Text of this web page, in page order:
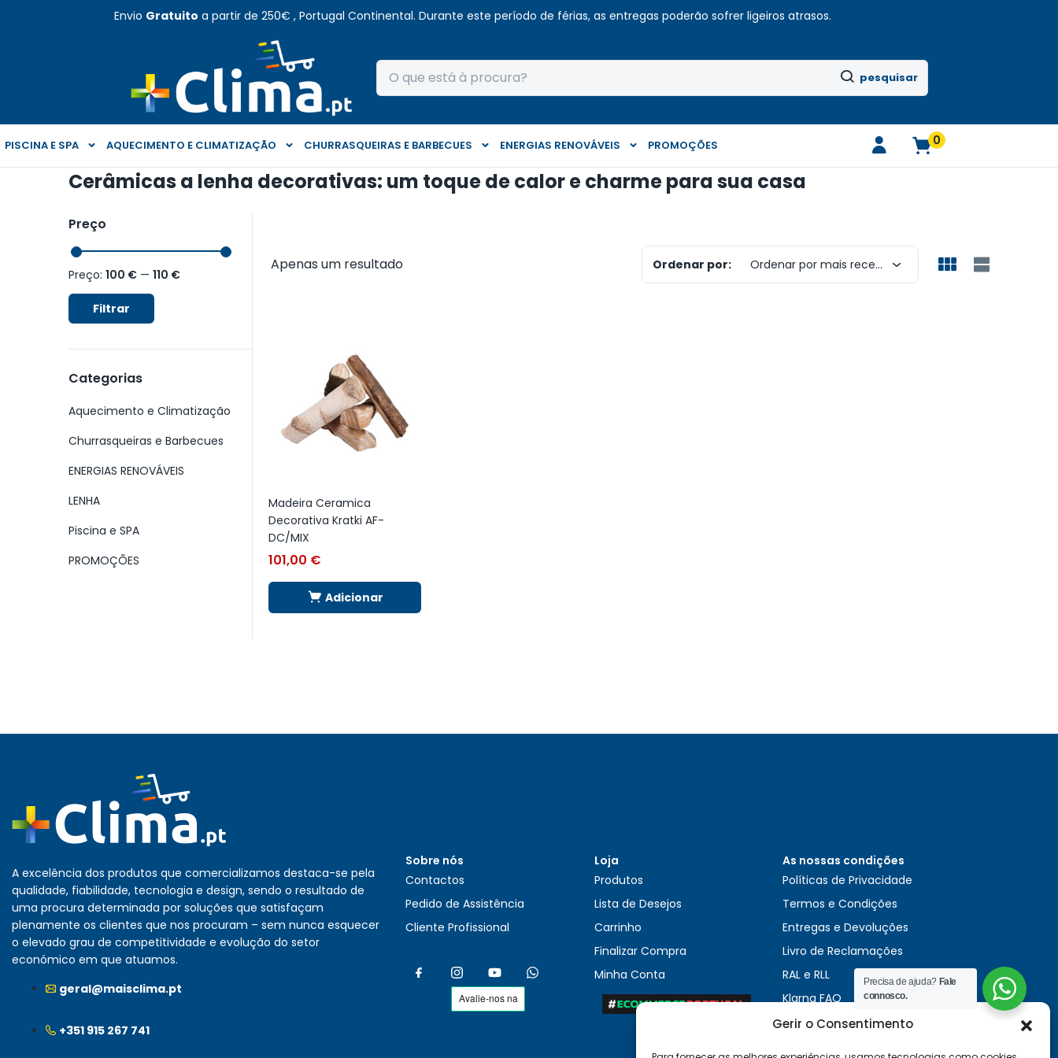
Gerir o Consentimento
Envio Gratuito a partir de 250€ , Portugal Continental. Durante este período de férias, as entregas poderão sofrer ligeiros atrasos.
pesquisar
PISCINA E SPA AQUECIMENTO E CLIMATIZAÇÃO CHURRASQUEIRAS E BARBECUES ENERGIAS RENOVÁVEIS PROMOÇÕES 0
Cerâmicas a lenha decorativas: um toque de calor e charme para sua casa
Apenas um resultado Ordenar por: Ordenar por mais recentes
Madeira Ceramica
Decorativa Kratki AF-
DC/MIX
101,00 €
Adicionar
Preço
Filtrar
Preço: 100 € — 110 €
Categorias
Aquecimento e Climatização
Churrasqueiras e Barbecues
ENERGIAS RENOVÁVEIS
LENHA
Piscina e SPA
PROMOÇÕES
A excelência dos produtos que comercializamos destaca-se pela
qualidade, fiabilidade, tecnologia e design, sendo o resultado de
uma procura determinada por soluções que satisfaçam
plenamente os clientes que nos procuram – sem nunca esquecer
o elevado grau de competitividade e evolução do setor
económico em que atuamos.
geral@maisclima.pt
+351 915 267 741
Sobre nós
Contactos
Pedido de Assistência
Cliente Profissional
Loja
Produtos
Lista de Desejos
Carrinho
Finalizar Compra
Minha Conta
As nossas condições
Políticas de Privacidade
Termos e Condições
Entregas e Devoluções
Livro de Reclamações
RAL e RLL
Klarna FAQ
Sequra
Precisa de ajuda? Fale
connosco.